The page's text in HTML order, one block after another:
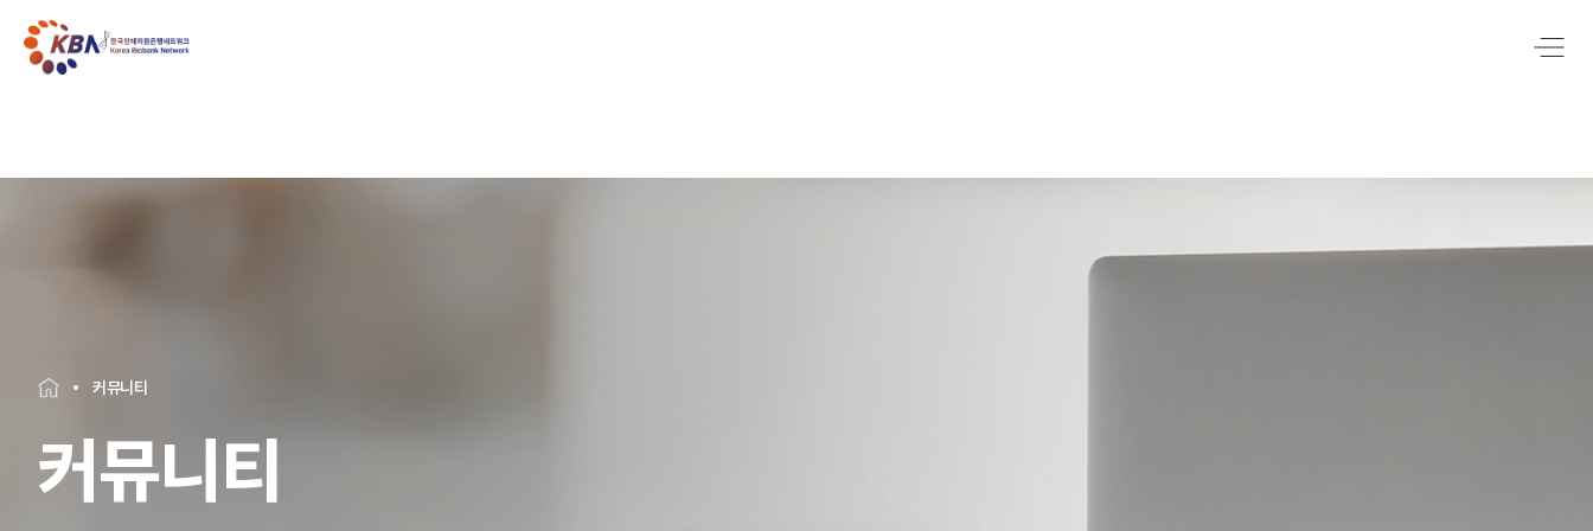
커뮤니티
커뮤니티